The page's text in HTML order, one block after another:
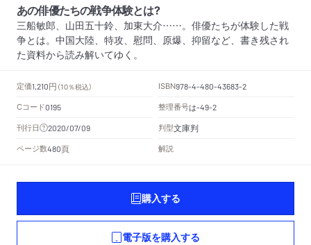
あの俳優たちの戦争体験とは?
三船敏郎、山田五十鈴、加東大介……。俳優たちが体験した戦
争とは。中国大陸、特攻、慰問、原爆、抑留など、書き残され
た資料から読み解いてゆく。
定価1,210円 （10％税込） ISBN978-4-480-43683-2
Cコード0195 整理番号は-49-2
刊行日 2020/07/09 判型文庫判
ページ数480頁 解説
購入する
電子版を購入する